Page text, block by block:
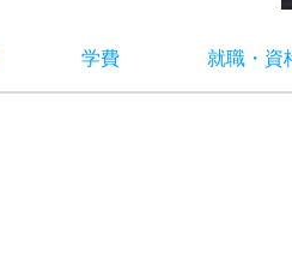
学費 就職・ 資